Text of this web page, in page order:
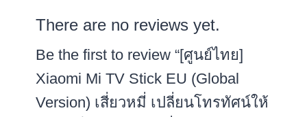
There are no reviews yet.
Be the first to review “[ศูนย์ไทย]
Xiaomi Mi TV Stick EU (Global
Version) เสี่ยวหมี่ เปลี่ยนโทรทัศน์ให้